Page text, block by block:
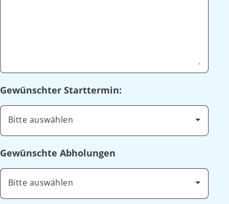
Gewünschter Starttermin:
Bitte auswählen
Gewünschte Abholungen
Bitte auswählen